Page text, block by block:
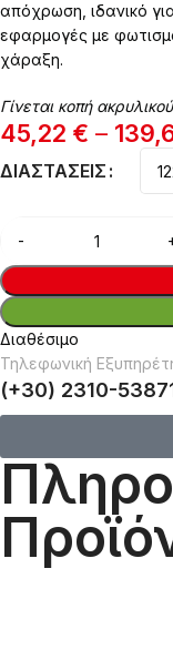
απόχρωση, ιδανικό
εφαρμογές με
χάραξη.
Γίνεται κοπή
45,22 € –
ΔΙΑΣΤΆΣΕΙΣ
Διαθέσιμο
Τηλεφωνική
(+30) 2310-